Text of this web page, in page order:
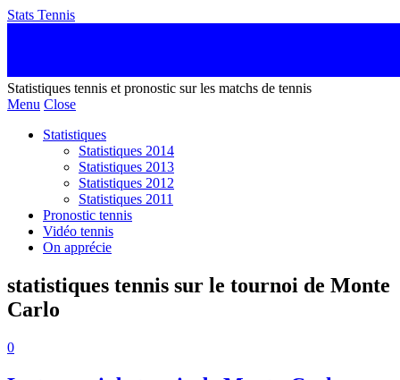
Stats Tennis
Statistiques tennis et pronostic sur les matchs de tennis
Menu Close
Statistiques
Statistiques 2014
Statistiques 2013
Statistiques 2012
Statistiques 2011
Pronostic tennis
Vidéo tennis
On apprécie
statistiques tennis sur le tournoi de Monte
Carlo
0